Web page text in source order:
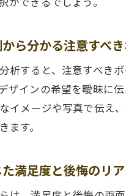
ら分かる注意すべ
析すると、注意すべき
ザインの希望を曖昧に
イメージや写真で伝え
ます。
満足度と後悔のリ